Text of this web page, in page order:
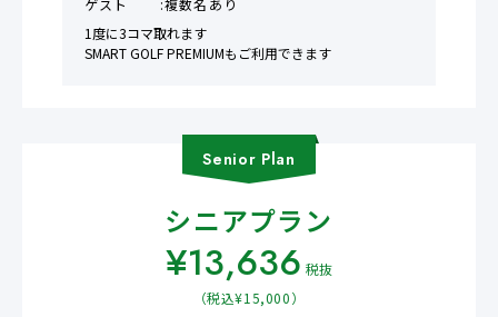
ゲスト
複数名あり
1度に3コマ取れます
SMART GOLF PREMIUMもご利用できます
Senior Plan
シニアプラン
¥13,636 税抜
（税込¥15,000）